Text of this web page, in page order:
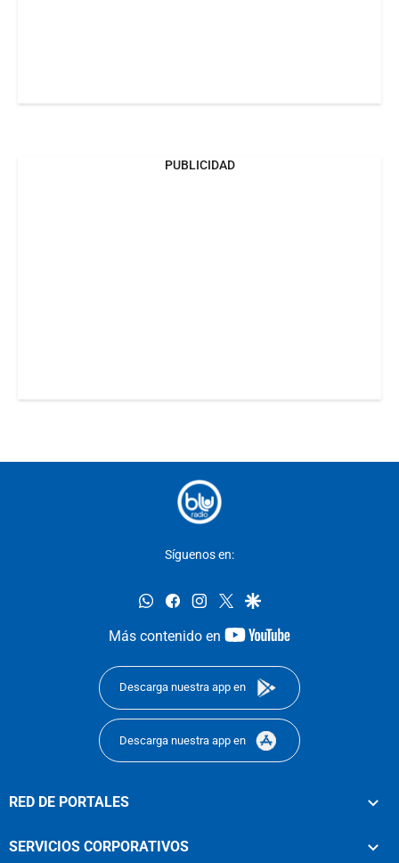
PUBLICIDAD
Síguenos en:
whatsappfacebookinstagram
twittergoogle
Más contenido en
youtube-
Descarga nuestra app en
Descarga nuestra app en
RED DE PORTALES
SERVICIOS CORPORATIVOS